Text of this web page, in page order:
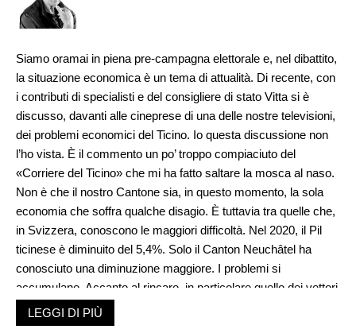
Siamo oramai in piena pre-campagna elettorale e, nel dibattito,
la situazione economica è un tema di attualità. Di recente, con
i contributi di specialisti e del consigliere di stato Vitta si è
discusso, davanti alle cineprese di una delle nostre televisioni,
dei problemi economici del Ticino. Io questa discussione non
l’ho vista. È il commento un po’ troppo compiaciuto del
«Corriere del Ticino» che mi ha fatto saltare la mosca al naso.
Non è che il nostro Cantone sia, in questo momento, la sola
economia che soffra qualche disagio. È tuttavia tra quelle che,
in Svizzera, conoscono le maggiori difficoltà. Nel 2020, il Pil
ticinese è diminuito del 5,4%. Solo il Canton Neuchâtel ha
conosciuto una diminuzione maggiore. I problemi si
accumulano. Accanto al rincaro, in particolare quello dei vettori
energetici, e alla caduta dei listini di borsa, che sta erodendo i
piccoli portafogli azionari della classe media, la nostra
LEGGI DI PIÙ